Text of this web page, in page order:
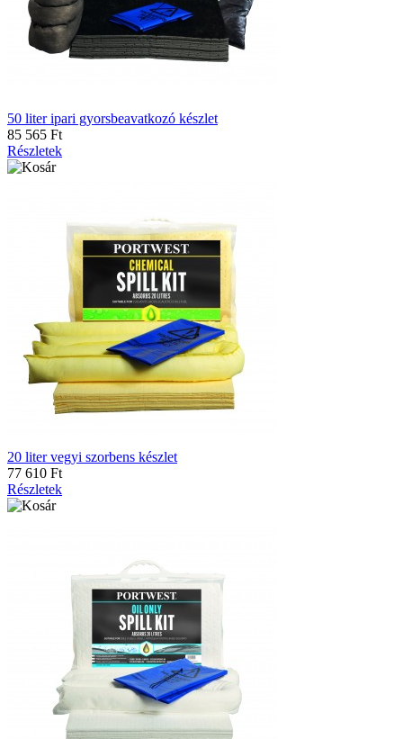
50 liter ipari gyorsbeavatkozó készlet
85 565 Ft
Részletek
20 liter vegyi szorbens készlet
77 610 Ft
Részletek